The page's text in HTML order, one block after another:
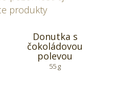
produkty
Donutka s
čokoládovou
polevou
55 g